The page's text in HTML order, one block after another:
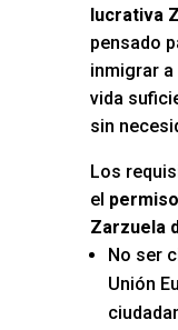
lucrativa
pensado
inmigrar a
vida
sin
Los
el
Zarzuela
No ser
Unión